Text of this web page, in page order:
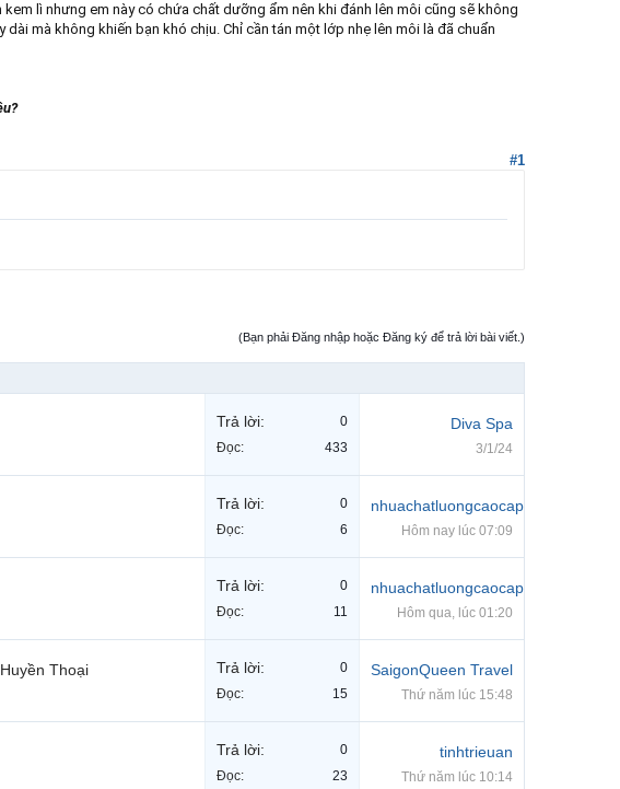
lì nhưng em này có chứa chất dưỡng ẩm nên khi đánh lên môi cũng sẽ không
mà không khiến bạn khó chịu. Chỉ cần tán một lớp nhẹ lên môi là đã chuẩn
#1
(Bạn phải Đăng nhập hoặc Đăng ký để trả lời bài viết.)
Trả lời:
0
Đọc:
433
Diva Spa
3/1/24
Trả lời:
0
Đọc:
6
nhuachatluongcaocap
Hôm nay lúc 07:09
Trả lời:
0
Đọc:
11
nhuachatluongcaocap
Hôm qua, lúc 01:20
Thoại Trả lời:
0
Đọc:
15
SaigonQueen Travel
Thứ năm lúc 15:48
Trả lời:
0
Đọc:
23
tinhtrieuan
Thứ năm lúc 10:14